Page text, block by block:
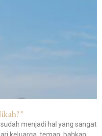
menjadi hal yang sangat